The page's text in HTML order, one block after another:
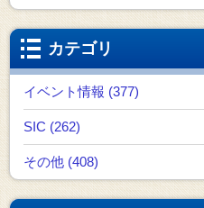
カテゴリ
イベント情報 (377)
SIC (262)
その他 (408)